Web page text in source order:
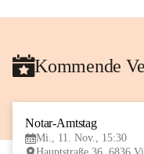
Kommende
Notar-Amtstag
Mi., 11. Nov., 15:30